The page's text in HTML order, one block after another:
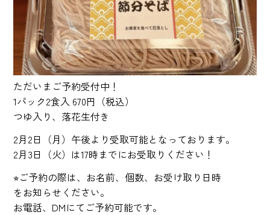
ただいまご予約受付中！
1パック2食入 670円（税込）
つゆ入り、落花生付き
2月2日（月）午後より受取可能となっております。
2月3日（火）は17時までにお受取りください！
⭐︎ご予約の際は、お名前、個数、お受け取り日時
をお知らせください。
お電話、DMにてご予約可能です。